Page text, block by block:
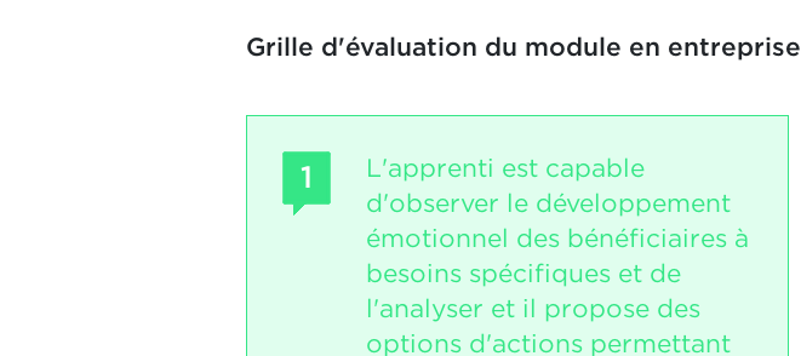
Grille d'évaluation du module en entreprise
1
L'apprenti est capable
d'observer le développement
émotionnel des bénéficiaires à
besoins spécifiques et de
l'analyser et il propose des
options d'actions permettant